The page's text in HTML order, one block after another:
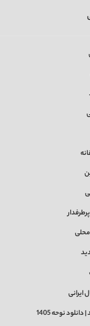
ایرانی
نوحه 1405